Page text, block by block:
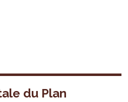
du Plan